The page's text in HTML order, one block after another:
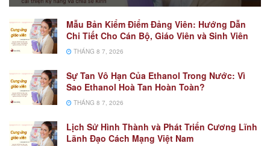
Mẫu Bản Kiểm Điểm Đảng Viên: Hướng Dẫn
Chi Tiết Cho Cán Bộ, Giáo Viên và Sinh Viên
THÁNG 8 7, 2026
Sự Tan Vô Hạn Của Ethanol Trong Nước: Vì
Sao Ethanol Hoà Tan Hoàn Toàn?
THÁNG 8 7, 2026
Lịch Sử Hình Thành và Phát Triển Cương Lĩnh
Lãnh Đạo Cách Mạng Việt Nam